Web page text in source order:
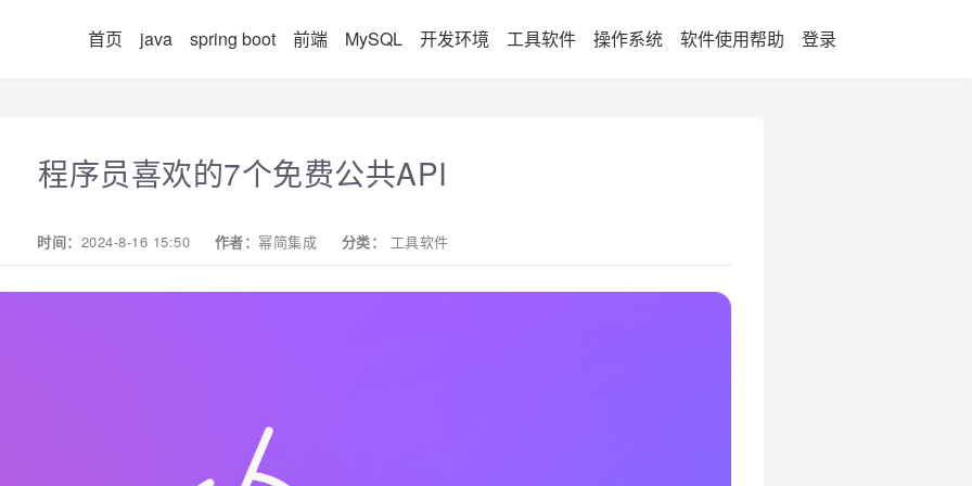
首页 java spring boot 前端 MySQL 开发环境 工具软件 操作系统 软件使用帮助 登录
程序员喜欢的7个免费公共API
时间： 2024-8-16 15:50 作者：幂简集成 分类： 工具软件